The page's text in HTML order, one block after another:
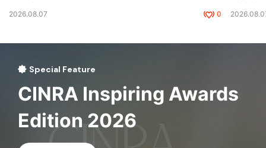
2026.08.07 0
Special Feature
CINRA Inspiring Awards
Edition 2026